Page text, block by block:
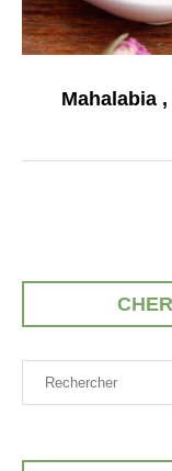
Mahalabia